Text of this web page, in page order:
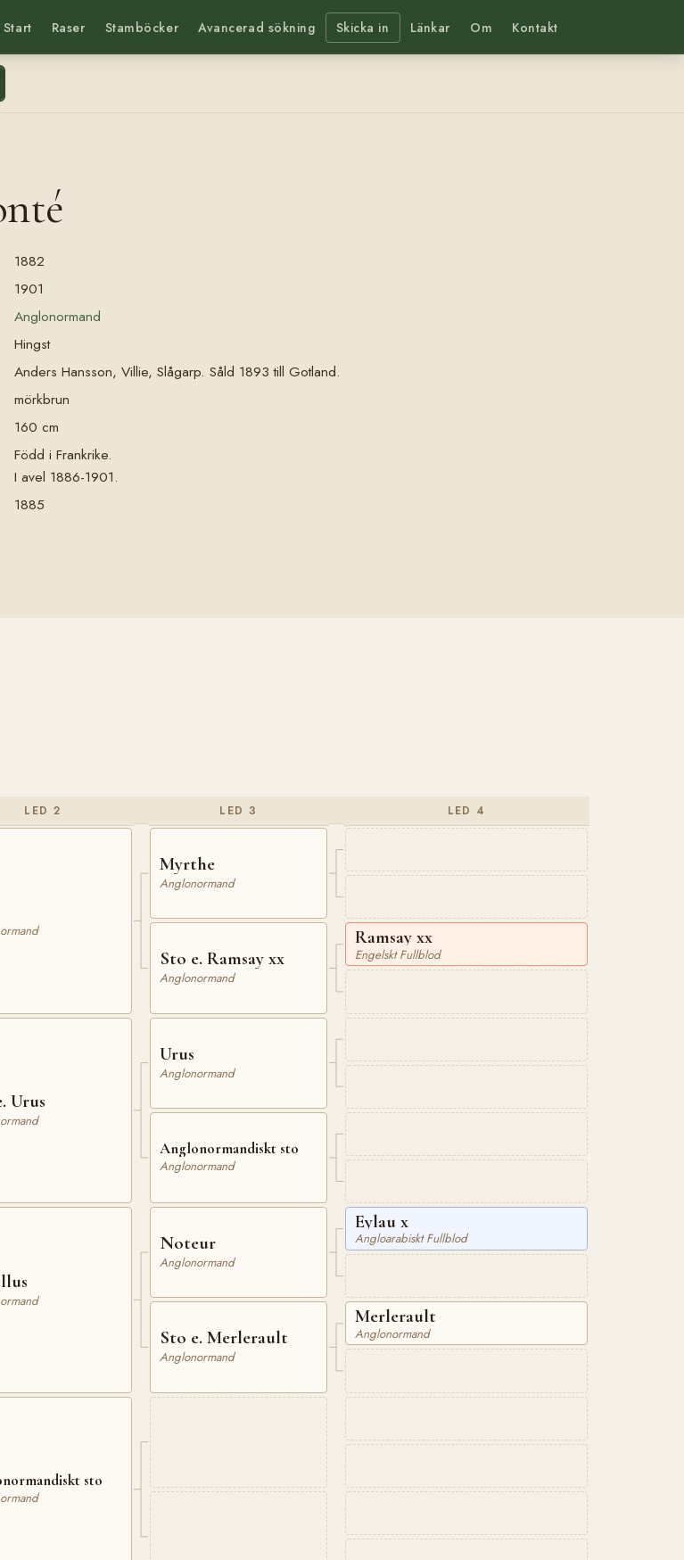
Start Raser Stamböcker Avancerad sökning Skicka in Länkar Om Kontakt
1882
1901
Anglonormand
Hingst
Anders Hansson, Villie, Slågarp. Såld 1893 till Gotland.
mörkbrun
160 cm
Född i Frankrike.
I avel 1886-1901.
1885
LED 2
Urus
sto
LED 3
Myrthe
Anglonormand
Sto e. Ramsay xx
Anglonormand
Urus
Anglonormand
Anglonormandiskt sto
Anglonormand
Noteur
Anglonormand
Sto e. Merlerault
Anglonormand
LED 4
Ramsay xx
Engelskt Fullblod
Eylau x
Angloarabiskt Fullblod
Merlerault
Anglonormand